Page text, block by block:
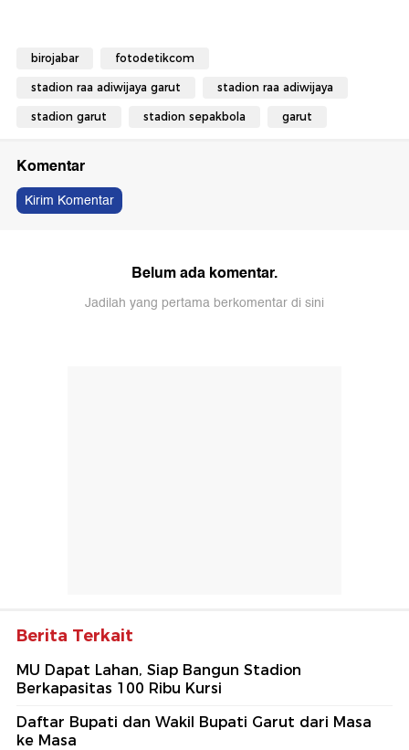
birojabar fotodetikcom
stadion raa adiwijaya garut stadion raa adiwijaya
stadion garut stadion sepakbola garut
Komentar
Kirim Komentar
Belum ada komentar.
Jadilah yang pertama berkomentar di sini
Berita Terkait
MU Dapat Lahan, Siap Bangun Stadion
Berkapasitas 100 Ribu Kursi
Daftar Bupati dan Wakil Bupati Garut dari Masa
ke Masa